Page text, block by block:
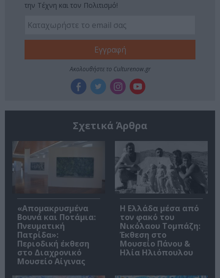
την Τέχνη και τον Πολιτισμό!
Ακολουθήστε το Culturenow.gr
Σχετικά Άρθρα
«Απομακρυσμένα
Βουνά και Ποτάμια:
Πνευματική
Πατρίδα»:
Περιοδική έκθεση
στο Διαχρονικό
Μουσείο Αίγινας
Η Ελλάδα μέσα από
τον φακό του
Νικόλαου Τομπάζη:
Έκθεση στο
Μουσείο Πάνου &
Ηλία Ηλιόπουλου